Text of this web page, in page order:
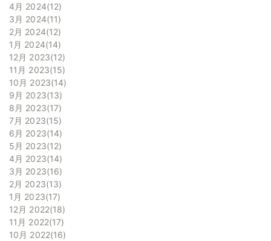
4月 2024 12
3月 2024 11
2月 2024 12
1月 2024 14
12月 2023 12
11月 2023 15
10月 2023 14
9月 2023 13
8月 2023 17
7月 2023 15
6月 2023 14
5月 2023 12
4月 2023 14
3月 2023 16
2月 2023 13
1月 2023 17
12月 2022 18
11月 2022 17
10月 2022 16